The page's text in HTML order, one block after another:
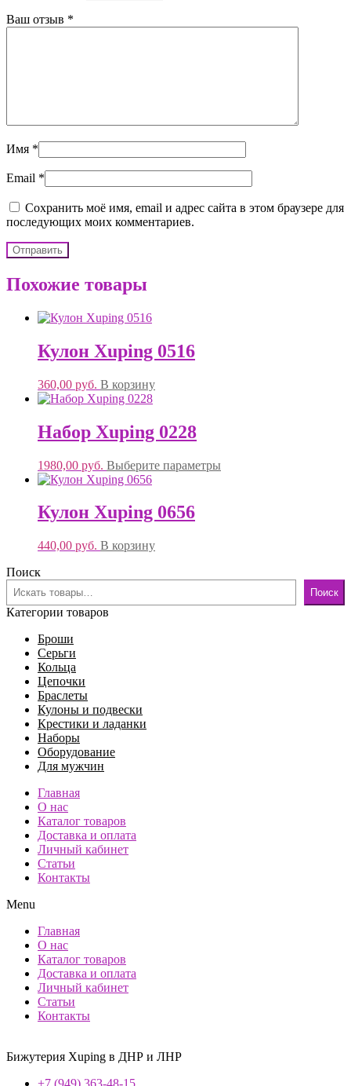
Ваш отзыв *
Имя *
Email *
Сохранить моё имя, email и адрес сайта в этом браузере для
последующих моих комментариев.
Похожие товары
Кулон Xuping 0516
360,00 руб. В корзину
Набор Xuping 0228
1980,00 руб. Выберите параметры
Кулон Xuping 0656
440,00 руб. В корзину
Поиск
Поиск
Категории товаров
Броши
Серьги
Кольца
Цепочки
Браслеты
Кулоны и подвески
Крестики и ладанки
Наборы
Оборудование
Для мужчин
Главная
О нас
Каталог товаров
Доставка и оплата
Личный кабинет
Статьи
Контакты
Menu
Главная
О нас
Каталог товаров
Доставка и оплата
Личный кабинет
Статьи
Контакты
Бижутерия Xuping в ДНР и ЛНР